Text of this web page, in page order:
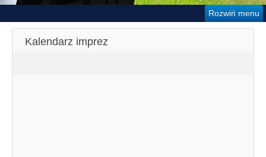
Rozwiń menu
Kalendarz imprez